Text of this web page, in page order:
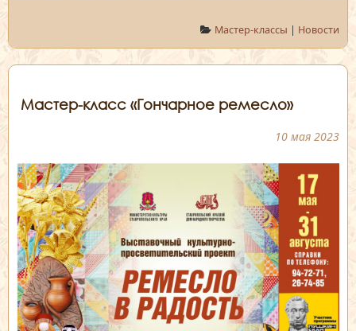
Мастер-классы | Новости
Мастер-класс «Гончарное ремесло»
10 мая 2023